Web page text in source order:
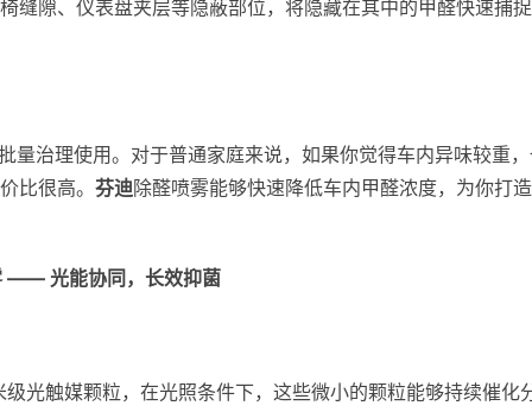
缝隙、仪表盘夹层等隐蔽部位，将隐藏在其中的甲醛快速捕
量治理使用。对于普通家庭来说，如果你觉得车内异味较重
比很高。 芬迪除醛喷雾能够快速降低车内甲醛浓度，为你打
—— 光能协同，长效抑菌
光触媒颗粒，在光照条件下，这些微小的颗粒能够持续催化